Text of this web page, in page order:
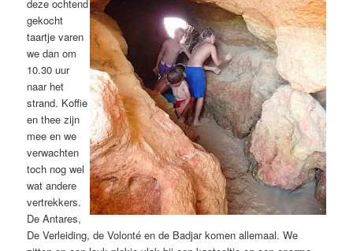
deze ochtend
gekocht
taartje varen
we dan om
10.30 uur
naar het
strand. Koffie
en thee zijn
mee en we
verwachten
toch nog wel
wat andere
vertrekkers.
De Antares,
De Verleiding, de Volonté en de Badjar komen allemaal. We